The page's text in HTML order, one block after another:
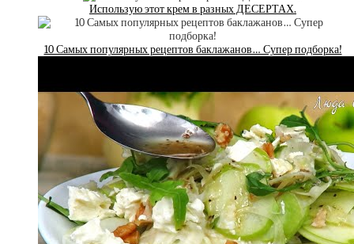
Использую этот крем в разных ДЕСЕРТАХ.
10 Самых популярных рецептов баклажанов… Супер подборка!